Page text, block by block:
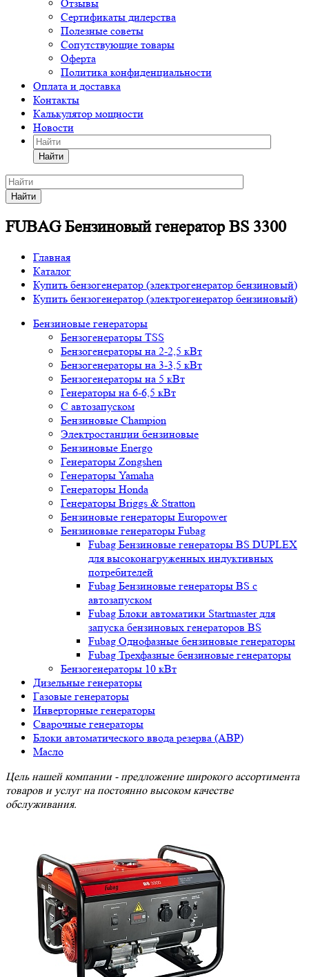
Отзывы
Сертификаты дилерства
Полезные советы
Сопутствующие товары
Оферта
Политика конфиденциальности
Оплата и доставка
Контакты
Калькулятор мощности
Новости
Найти
Найти
FUBAG Бензиновый генератор BS 3300
Главная
Каталог
Купить бензогенератор (электрогенератор бензиновый)
Купить бензогенератор (электрогенератор бензиновый)
Бензиновые генераторы
Бензогенераторы TSS
Бензогенераторы на 2-2,5 кВт
Бензогенераторы на 3-3,5 кВт
Бензогенераторы на 5 кВт
Генераторы на 6-6,5 кВт
С автозапуском
Бензиновые Champion
Электростанции бензиновые
Бензиновые Energo
Генераторы Zongshen
Генераторы Yamaha
Генераторы Honda
Генераторы Briggs & Stratton
Бензиновые генераторы Europower
Бензиновые генераторы Fubag
Fubag Бензиновые генераторы BS DUPLEX
для высоконагруженных индуктивных
потребителей
Fubag Бензиновые генераторы BS с
автозапуском
Fubag Блоки автоматики Startmaster для
запуска бензиновых генераторов BS
Fubag Однофазные бензиновые генераторы
Fubag Трехфазные бензиновые генераторы
Бензогенераторы 10 кВт
Дизельные генераторы
Газовые генераторы
Инверторные генераторы
Сварочные генераторы
Блоки автоматического ввода резерва (АВР)
Масло
Цель нашей компании - предложение широкого ассортимента
товаров и услуг на постоянно высоком качестве
обслуживания.